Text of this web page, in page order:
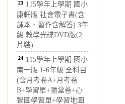
23 115學年上學期 國小
康軒版 社會電子書(含
課本、習作含解答) 3年
級 教學光碟DVD版(2
片裝)
24 115學年上學期 國小
南一版 1-6年級 全科目
(含月考卷A+月考卷
B+學習單+隨堂卷+心
智圖學習單+學習地圖